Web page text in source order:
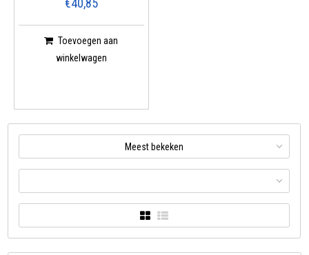
€40,85
Toevoegen aan
winkelwagen
Meest bekeken